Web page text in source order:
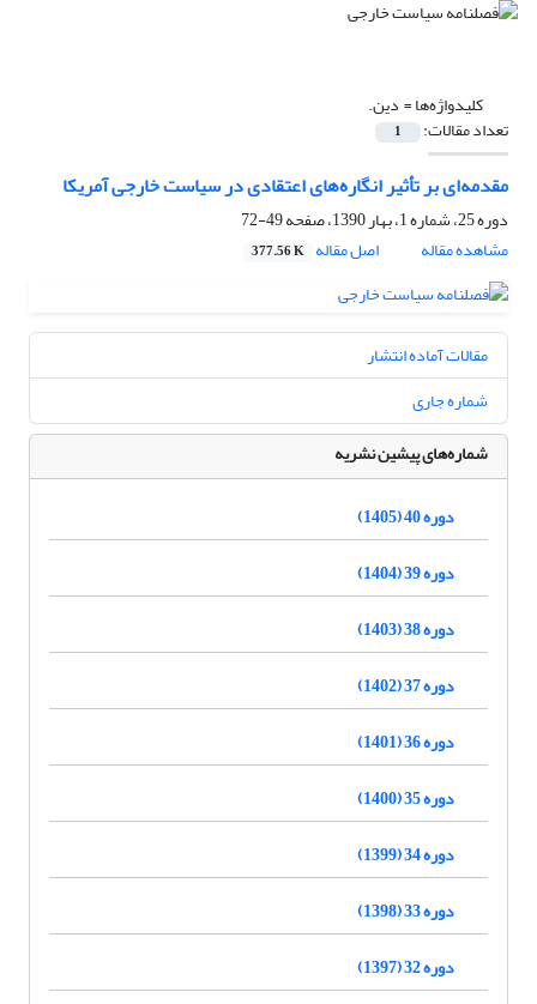
کلیدواژه‌ها =‌ دین.‏
تعداد مقالات: 1
مقدمه‌ای بر تأثیر انگاره‌های اعتقادی در سیاست ‏خارجی آمریکا
دوره 25، شماره 1، بهار 1390، صفحه
49-72
مشاهده مقاله
اصل مقاله 377.56 K
مقالات آماده انتشار
شماره جاری
شماره‌های پیشین نشریه
دوره 40 (1405)
دوره 39 (1404)
دوره 38 (1403)
دوره 37 (1402)
دوره 36 (1401)
دوره 35 (1400)
دوره 34 (1399)
دوره 33 (1398)
دوره 32 (1397)